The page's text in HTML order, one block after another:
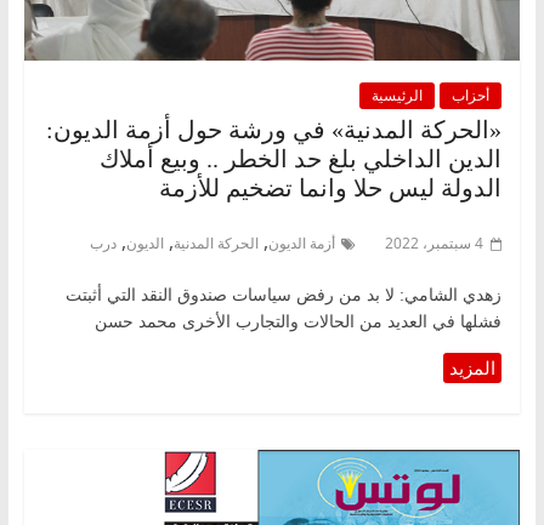
أحزاب الرئيسية
«الحركة المدنية» في ورشة حول أزمة الديون:
الدين الداخلي بلغ حد الخطر .. وبيع أملاك
الدولة ليس حلا وانما تضخيم للأزمة
4 سبتمبر، 2022 أزمة الديون, الحركة المدنية, الديون, درب
زهدي الشامي: لا بد من رفض سياسات صندوق النقد التي أثبتت
فشلها في العديد من الحالات والتجارب الأخرى محمد حسن